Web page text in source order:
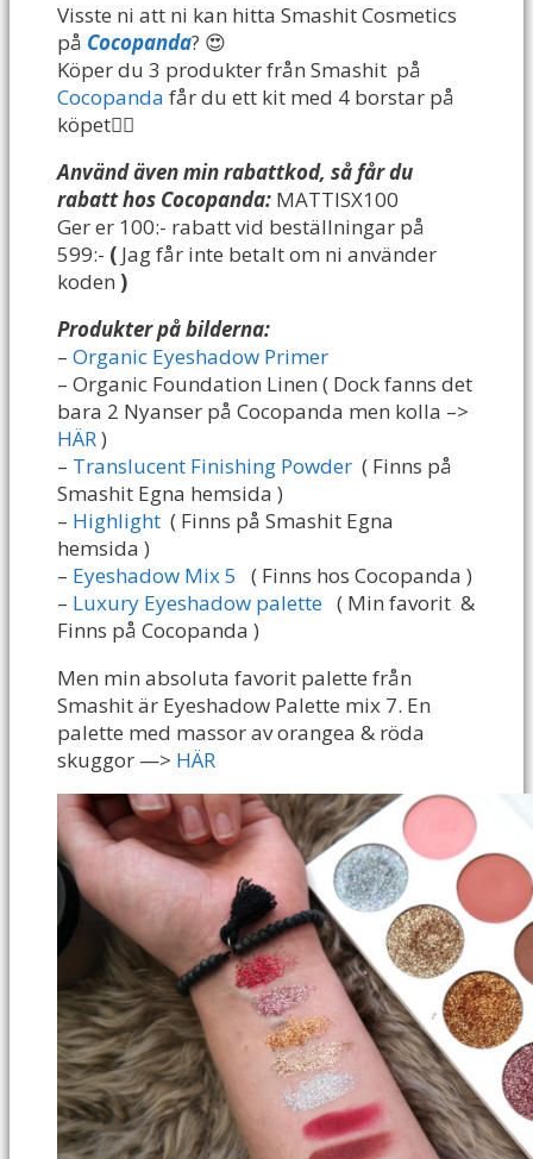
Visste ni att ni kan hitta Smashit Cosmetics
på Cocopanda? 😍
Köper du 3 produkter från Smashit på
Cocopanda får du ett kit med 4 borstar på
köpet👌🏻
Använd även min rabattkod, så får du
rabatt hos Cocopanda: MATTISX100
Ger er 100:- rabatt vid beställningar på
599:- ( Jag får inte betalt om ni använder
koden )
Produkter på bilderna:
– Organic Eyeshadow Primer
– Organic Foundation Linen ( Dock fanns det
bara 2 Nyanser på Cocopanda men kolla –>
HÄR)
– Translucent Finishing Powder ( Finns på
Smashit Egna hemsida )
– Highlight ( Finns på Smashit Egna
hemsida )
– Eyeshadow Mix 5 ( Finns hos Cocopanda )
– Luxury Eyeshadow palette ( Min favorit &
Finns på Cocopanda )
Men min absoluta favorit palette från
Smashit är Eyeshadow Palette mix 7. En
palette med massor av orangea & röda
skuggor —> HÄR